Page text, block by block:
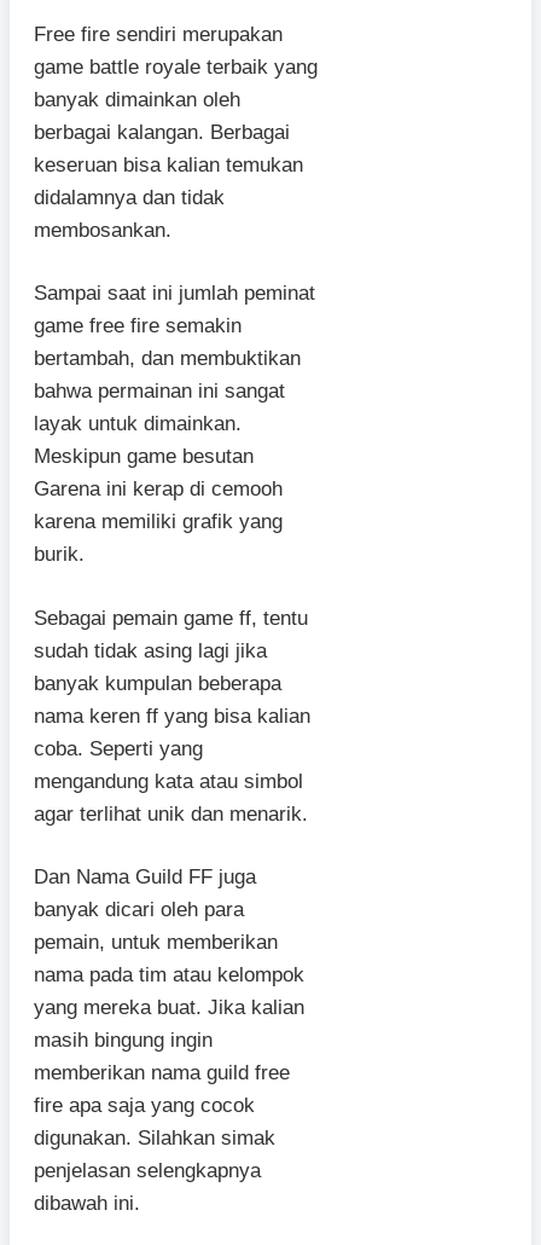
Free fire sendiri merupakan
game battle royale terbaik yang
banyak dimainkan oleh
berbagai kalangan. Berbagai
keseruan bisa kalian temukan
didalamnya dan tidak
membosankan.
Sampai saat ini jumlah peminat
game free fire semakin
bertambah, dan membuktikan
bahwa permainan ini sangat
layak untuk dimainkan.
Meskipun game besutan
Garena ini kerap di cemooh
karena memiliki grafik yang
burik.
Sebagai pemain game ff, tentu
sudah tidak asing lagi jika
banyak kumpulan beberapa
nama keren ff yang bisa kalian
coba. Seperti yang
mengandung kata atau simbol
agar terlihat unik dan menarik.
Dan Nama Guild FF juga
banyak dicari oleh para
pemain, untuk memberikan
nama pada tim atau kelompok
yang mereka buat. Jika kalian
masih bingung ingin
memberikan nama guild free
fire apa saja yang cocok
digunakan. Silahkan simak
penjelasan selengkapnya
dibawah ini.